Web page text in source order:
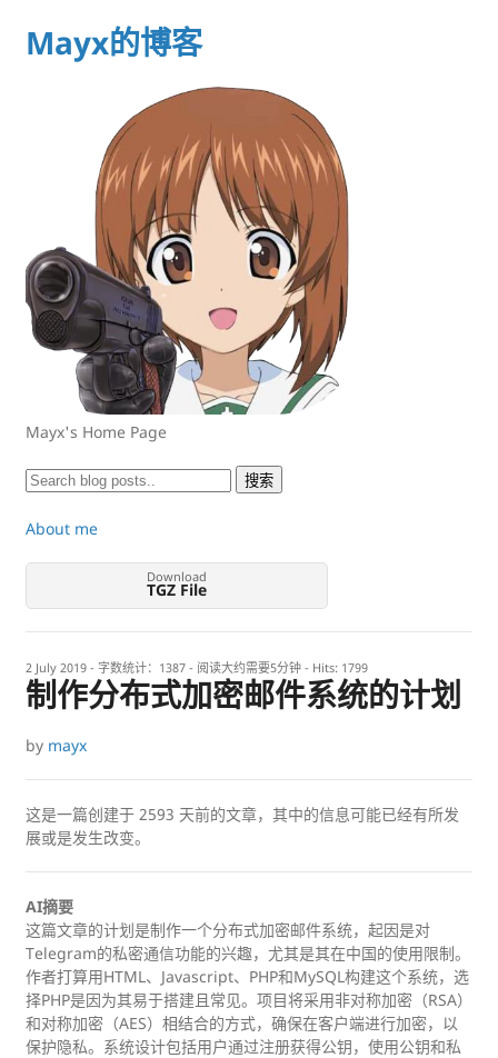
Mayx的博客
Mayx's Home Page
About me
Download
TGZ File
2 July 2019 - 字数统计：1387 - 阅读大约需要5分钟 - Hits: 1799
制作分布式加密邮件系统的计划
by mayx
这是一篇创建于 2593 天前的文章，其中的信息可能已经有所发
展或是发生改变。
AI摘要
这篇文章的计划是制作一个分布式加密邮件系统，起因是对
Telegram的私密通信功能的兴趣，尤其是其在中国的使用限制。
作者打算用HTML、Javascript、PHP和MySQL构建这个系统，选
择PHP是因为其易于搭建且常见。项目将采用非对称加密（RSA）
和对称加密（AES）相结合的方式，确保在客户端进行加密，以
保护隐私。系统设计包括用户通过注册获得公钥，使用公钥和私